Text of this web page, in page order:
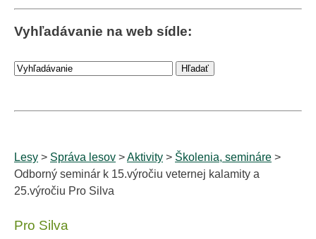
Vyhľadávanie na web sídle:
Lesy > Správa lesov >Aktivity > Školenia, semináre >
Odborný seminár k 15.výročiu veternej kalamity a
25.výročiu Pro Silva
Pro Silva